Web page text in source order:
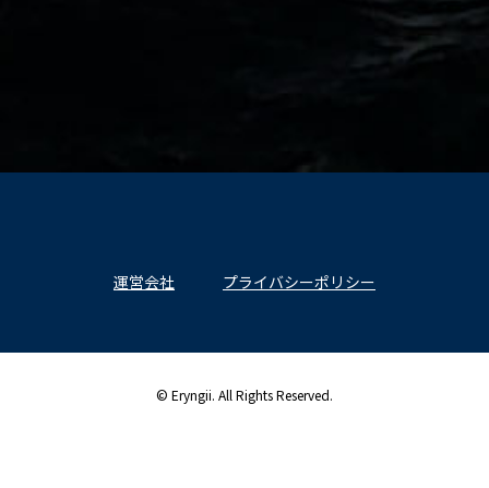
運営会社 プライバシーポリシー
© Eryngii. All Rights Reserved.